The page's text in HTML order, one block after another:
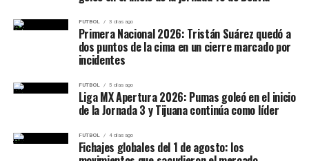
FUTBOL 3 días ago
Primera Nacional 2026: Tristán Suárez quedó a
dos puntos de la cima en un cierre marcado por
incidentes
FUTBOL 5 días ago
Liga MX Apertura 2026: Pumas goleó en el inicio
de la Jornada 3 y Tijuana continúa como líder
FUTBOL 4 días ago
Fichajes globales del 1 de agosto: los